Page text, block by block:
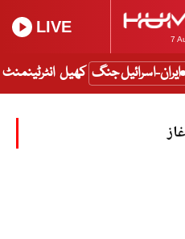
7
LIVE
ایران-اسرائیل جنگ کھیل انٹرٹینمنٹ